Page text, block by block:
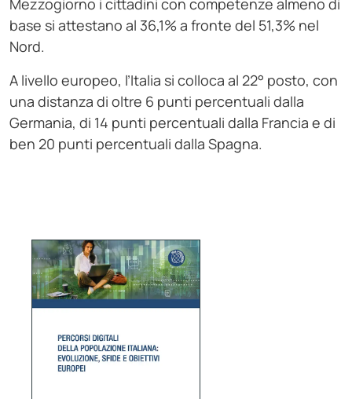
Mezzogiorno i cittadini con competenze almeno di
base si attestano al 36,1% a fronte del 51,3% nel
Nord.
A livello europeo, l’Italia si colloca al 22° posto, con
una distanza di oltre 6 punti percentuali dalla
Germania, di 14 punti percentuali dalla Francia e di
ben 20 punti percentuali dalla Spagna.